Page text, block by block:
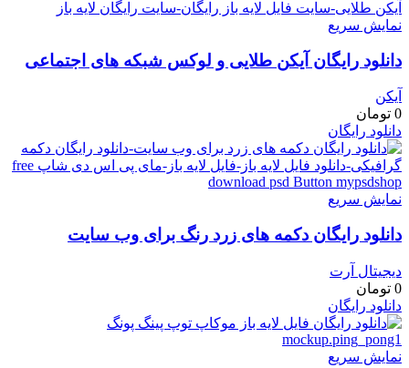
نمایش سریع
دانلود رایگان آیکن طلایی و لوکس شبکه های اجتماعی
آیکن
0 تومان
دانلود رایگان
نمایش سریع
دانلود رایگان دکمه های زرد رنگ برای وب سایت
دیجیتال آرت
0 تومان
دانلود رایگان
نمایش سریع